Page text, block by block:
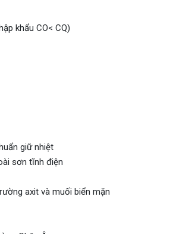
khẩu CO< CQ)
giữ nhiệt
sơn tĩnh điện
axit và muối biển mặn
Châu Âu